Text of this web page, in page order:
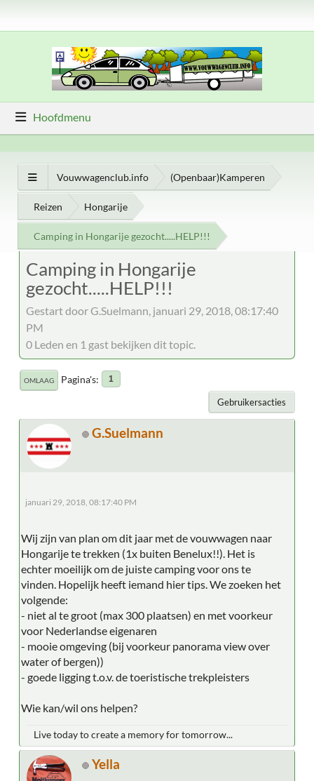
Hoofdmenu
Vouwwagenclub.info (Openbaar)Kamperen
Reizen Hongarije
Camping in Hongarije gezocht.....HELP!!!
Camping in Hongarije
gezocht.....HELP!!!
Gestart door G.Suelmann, januari 29, 2018, 08:17:40
PM
0 Leden en 1 gast bekijken dit topic.
OMLAAG Pagina's 1
Gebruikersacties
G.Suelmann
januari 29, 2018, 08:17:40 PM
Wij zijn van plan om dit jaar met de vouwwagen naar
Hongarije te trekken (1x buiten Benelux!!). Het is
echter moeilijk om de juiste camping voor ons te
vinden. Hopelijk heeft iemand hier tips. We zoeken het
volgende:
- niet al te groot (max 300 plaatsen) en met voorkeur
voor Nederlandse eigenaren
- mooie omgeving (bij voorkeur panorama view over
water of bergen))
- goede ligging t.o.v. de toeristische trekpleisters
Wie kan/wil ons helpen?
Live today to create a memory for tomorrow...
Yella